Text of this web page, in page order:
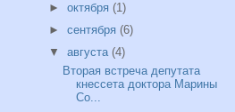
► октября (1)
► сентября (6)
▼ августа (4)
Вторая встреча депутата
кнессета доктора Марины
Со...